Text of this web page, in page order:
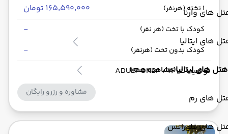
های وارنا
های ایتالیا
هتل های ایتالیا(مشاهده همه)
های رم
های فلورانس
1 تخته (هرنفر) ۱۶۵٬۵۹۰٬۰۰۰ تومان
کودک با تخت (هر نفر) -
کودک بدون تخت (هرنفر)
-
توضیحات: ADULT ONLY + 16
مشاوره و رزرو رایگان